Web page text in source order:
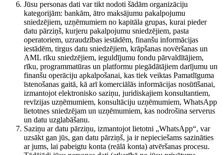
Jūsu personas dati var tikt nodoti šādām organizāciju
kategorijām: bankām, ātro maksājumu pakalpojumu
sniedzējiem, uzņēmumiem no kapitāla grupas, kurai pieder
datu pārziņš, kurjeru pakalpojumu sniedzējiem, pasta
operatoriem, uzraudzības iestādēm, finanšu informācijas
iestādēm, tirgus datu sniedzējiem, krāpšanas novēršanas un
AML rīku sniedzējiem, ieguldījumu fondu pārvaldītājiem,
rīku, programmatūras un platformu piegādātājiem darījumu un
finanšu operāciju apkalpošanai, kas tiek veiktas Pamatlīguma
īstenošanas gaitā, kā arī komerciālās informācijas nosūtīšanai,
izmantojot elektronisko saziņu, juridiskajiem konsultantiem,
revīzijas uzņēmumiem, konsultāciju uzņēmumiem, WhatsApp
lietotnes sniedzējam un uzņēmumiem, kas nodrošina serverus
un datu uzglabāšanu.
Saziņu ar datu pārziņu, izmantojot lietotni „WhatsApp“, var
uzsākt gan jūs, gan datu pārziņš, ja ir nepieciešams sazināties
ar jums, lai pabeigtu konta (reālā konta) atvēršanas procesu.